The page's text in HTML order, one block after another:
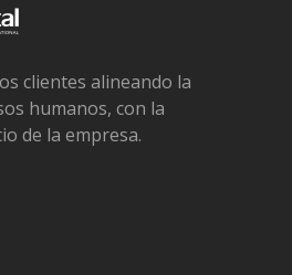
clientes alineando la
humanos, con la
de la empresa.